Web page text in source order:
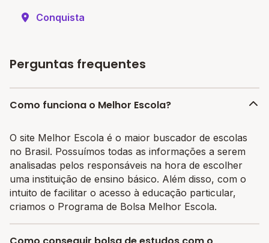
Conquista
Perguntas frequentes
Como funciona o Melhor Escola?
O site Melhor Escola é o maior buscador de escolas
no Brasil. Possuímos todas as informações a serem
analisadas pelos responsáveis na hora de escolher
uma instituição de ensino básico. Além disso, com o
intuito de facilitar o acesso à educação particular,
criamos o Programa de Bolsa Melhor Escola.